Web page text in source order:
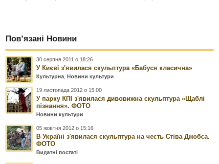
Пов’язані Новини
30 серпня 2011 о 18:26
У Києві з'явилася скульптура «Бабуся класична»
Культурна ,Новини культури
19 листопада 2012 о 15:00
У парку КПІ з'явилася дивовижна скульптура «Щаблі
пізнання». ФОТО
Новини культури
05 жовтня 2012 о 15:16
В Україні з'явилася скульптура на честь Стіва Джобса.
ФОТО
Видатні постаті